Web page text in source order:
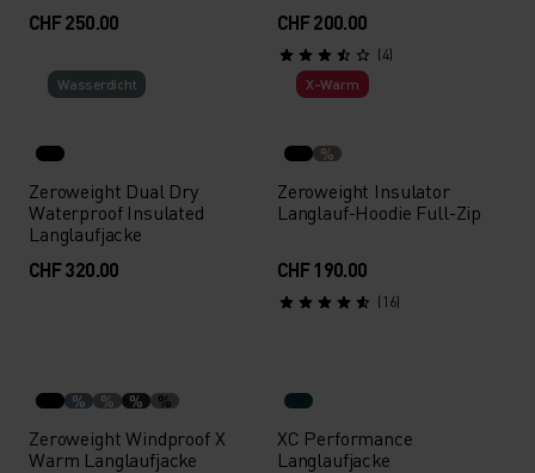
CHF 250.00
CHF 200.00
(4)
Wasserdicht
Zeroweight Dual Dry
Waterproof Insulated
Langlaufjacke
CHF 320.00
X-Warm
%
Zeroweight Insulator
Langlauf-Hoodie Full-Zip
CHF 190.00
(16)
% % % %
Zeroweight Windproof X
Warm Langlaufjacke
XC Performance
Langlaufjacke